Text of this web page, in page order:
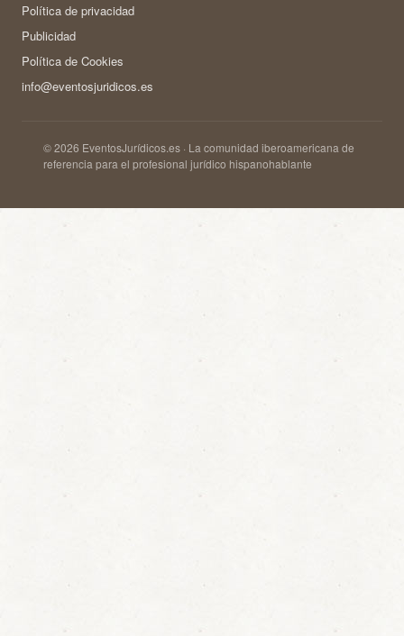
Política de privacidad
Publicidad
Política de Cookies
info@eventosjuridicos.es
© 2026 EventosJurídicos.es · La comunidad iberoamericana de
referencia para el profesional jurídico hispanohablante